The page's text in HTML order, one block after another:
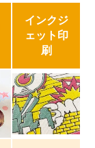
インクジ
ェット印
刷